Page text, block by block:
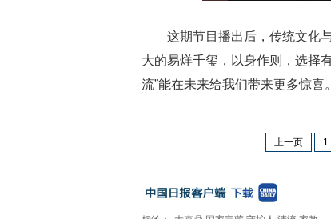
这期节目播出后，传统文化
大的易烊千玺，以身作则，选择
流”能在未来给我们带来更多惊喜。
上一页 1